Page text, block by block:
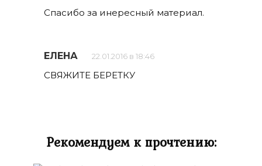
Спасибо за инересный материал.
ЕЛЕНА 22.01.2016 в 18:46
СВЯЖИТЕ БЕРЕТКУ
Рекомендуем к прочтению: